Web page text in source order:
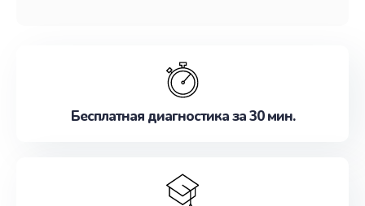
Бесплатная диагностика за 30 мин.